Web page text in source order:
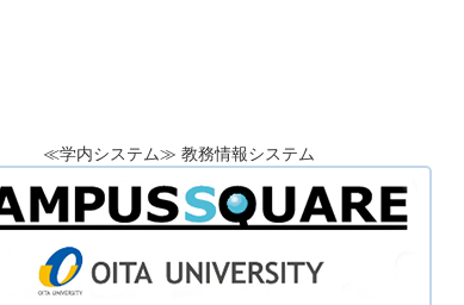
≪学内システム≫ 教務情報システム